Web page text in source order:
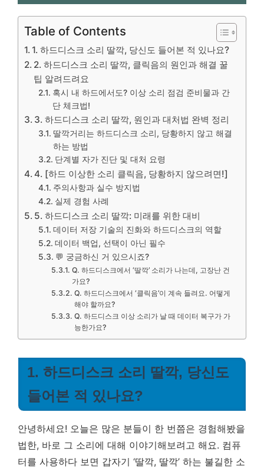
Table of Contents
1. 하드디스크 소리 딸깍, 당신도 들어본 적 있나요?
2. 하드디스크 소리 딸깍, 클릭음의 원인과 해결 꿀
팁 알려드려요
혹시 내 하드에서도? 이상 소리 점검 준비물과 간
단 체크법!
3. 하드디스크 소리 딸깍, 원인과 대처법 완벽 정리
딸깍거리는 하드디스크 소리, 당황하지 않고 해결
하는 방법
단계별 자가 진단 및 대처 요령
4. [하드 이상한 소리 클릭음, 당황하지 않으려면!]
주의사항과 실수 방지법
실제 경험 사례
5. 하드디스크 소리 딸깍: 미래를 위한 대비
데이터 저장 기술의 진화와 하드디스크의 역할
데이터 백업, 선택이 아닌 필수
💬 궁금하신 거 있으시죠?
Q. 하드디스크에서 ‘딸깍’ 소리가 나는데, 고장난 건
가요?
Q. 하드디스크에서 ‘클릭음’이 계속 들려요. 어떻게
해야 할까요?
Q. 하드디스크 이상 소리가 날 때 데이터 복구가 가
능한가요?
1. 하드디스크 소리 딸깍, 당신도
들어본 적 있나요?
안녕하세요! 오늘은 많은 분들이 한 번쯤은 경험해봤을
법한, 바로 그 소리에 대해 이야기해보려고 해요. 컴퓨
터를 사용하다 보면 갑자기 ‘딸깍, 딸깍’ 하는 불길한 소